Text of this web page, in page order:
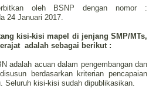
oleh BSNP dengan nomor :
24 Januari 2017.
kisi-kisi mapel di jenjang SMP/MTs,
adalah sebagai berikut :
adalah acuan dalam pengembangan dan
berdasarkan kriterian pencapaian
Seluruh kisi-kisi sudah dipublikasikan.